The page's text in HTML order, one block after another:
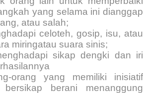
yang selama ini dianggap
atau salah;
celoteh, gosip, isu, atau
miringatau suara sinis;
sikap dengki dan iri
orang yang memiliki inisiatif
bersikap berani menanggung